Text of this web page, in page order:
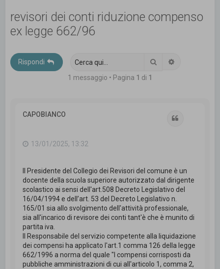
revisori dei conti riduzione compenso
ex legge 662/96
Rispondi Cerca
1 messaggio • Pagina 1 di 1
CAPOBIANCO
13/01/2025, 13:32
Il Presidente del Collegio dei Revisori del comune è un
docente della scuola superiore autorizzato dal dirigente
scolastico ai sensi dell'art.508 Decreto Legislativo del
16/04/1994 e dell’art. 53 del Decreto Legislativo n.
165/01 sia allo svolgimento dell'attività professionale,
sia all'incarico di revisore dei conti tant'è che è munito di
partita iva.
Il Responsabile del servizio competente alla liquidazione
dei compensi ha applicato l'art.1 comma 126 della legge
662/1996 a norma del quale "I compensi corrisposti da
pubbliche amministrazioni di cui all'articolo 1, comma 2,